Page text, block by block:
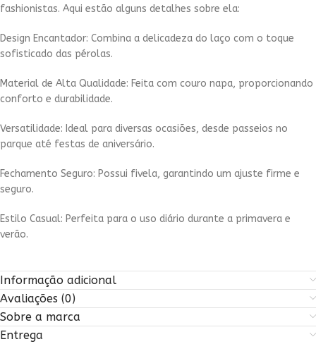
fashionistas. Aqui estão alguns detalhes sobre ela:
Design Encantador: Combina a delicadeza do laço com o toque
sofisticado das pérolas.
Material de Alta Qualidade: Feita com couro napa, proporcionando
conforto e durabilidade.
Versatilidade: Ideal para diversas ocasiões, desde passeios no
parque até festas de aniversário.
Fechamento Seguro: Possui fivela, garantindo um ajuste firme e
seguro.
Estilo Casual: Perfeita para o uso diário durante a primavera e
verão.
Informação adicional
Avaliações (0)
Sobre a marca
Entrega